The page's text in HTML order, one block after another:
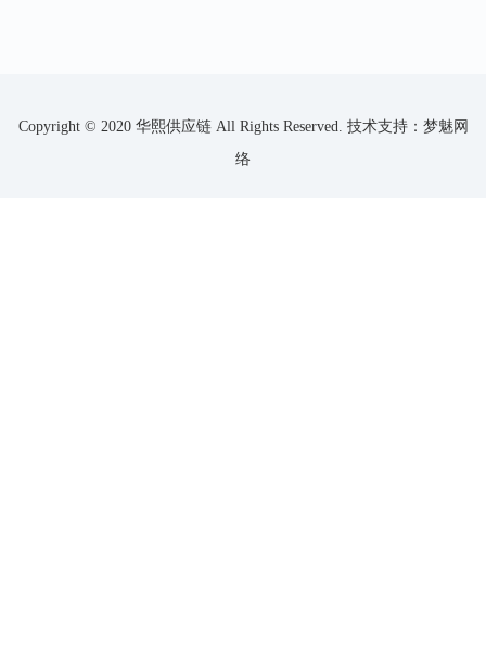
Copyright © 2020 华熙供应链 All Rights Reserved. 技术支持：梦魅网
络